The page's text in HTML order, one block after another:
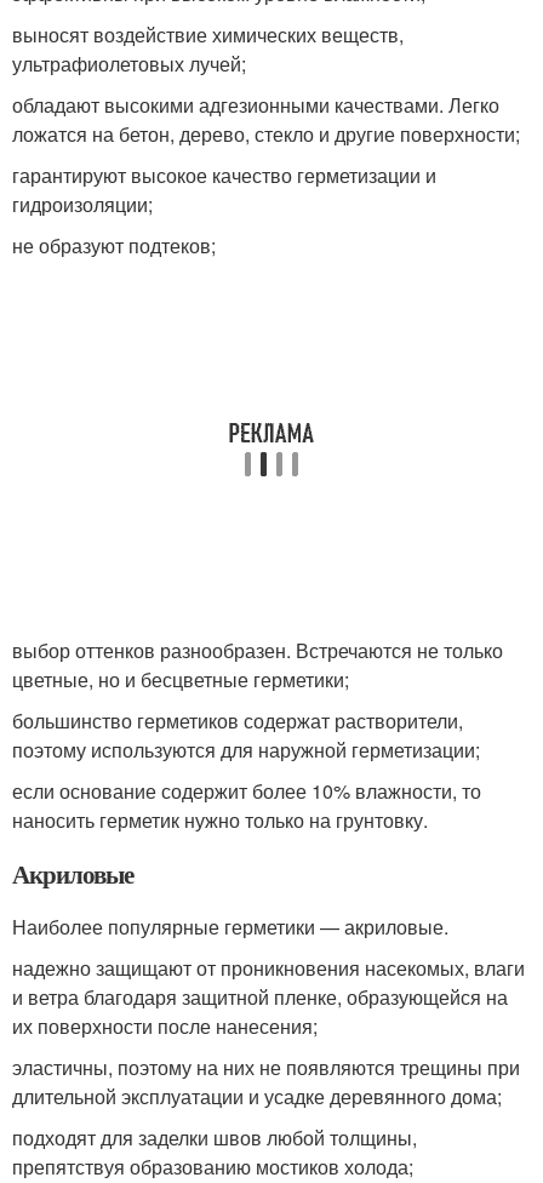
выносят воздействие химических веществ,
ультрафиолетовых лучей;
обладают высокими адгезионными качествами. Легко
ложатся на бетон, дерево, стекло и другие поверхности;
гарантируют высокое качество герметизации и
гидроизоляции;
не образуют подтеков;
выбор оттенков разнообразен. Встречаются не только
цветные, но и бесцветные герметики;
большинство герметиков содержат растворители,
поэтому используются для наружной герметизации;
если основание содержит более 10% влажности, то
наносить герметик нужно только на грунтовку.
Акриловые
Наиболее популярные герметики — акриловые.
надежно защищают от проникновения насекомых, влаги
и ветра благодаря защитной пленке, образующейся на
их поверхности после нанесения;
эластичны, поэтому на них не появляются трещины при
длительной эксплуатации и усадке деревянного дома;
подходят для заделки швов любой толщины,
препятствуя образованию мостиков холода;